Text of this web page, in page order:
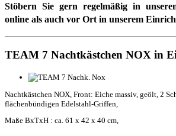
Stöbern Sie gern regelmäßig in
online als auch vor Ort in unserem
TEAM 7 Nachtkästchen NOX in
Nachtkästchen NOX, Front: Eiche massiv, geölt, 2
flächenbündigen Edelstahl-Griffen,
Maße BxTxH : ca. 61 x 42 x 40 cm,